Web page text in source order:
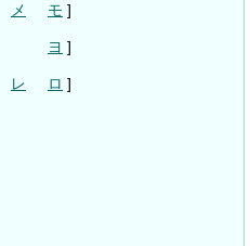
メ モ ]
ヨ ]
レ ロ ]